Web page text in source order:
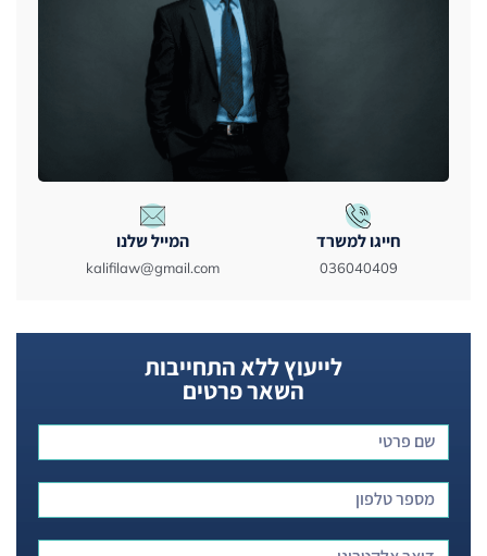
חייגו למשרד
036040409
המייל שלנו
kalifilaw@gmail.com
לייעוץ ללא התחייבות
השאר פרטים